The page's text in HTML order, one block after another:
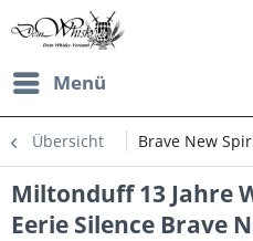
Menü
Übersicht Brave New
Miltonduff 13 Jahre
Eerie Silence Brave